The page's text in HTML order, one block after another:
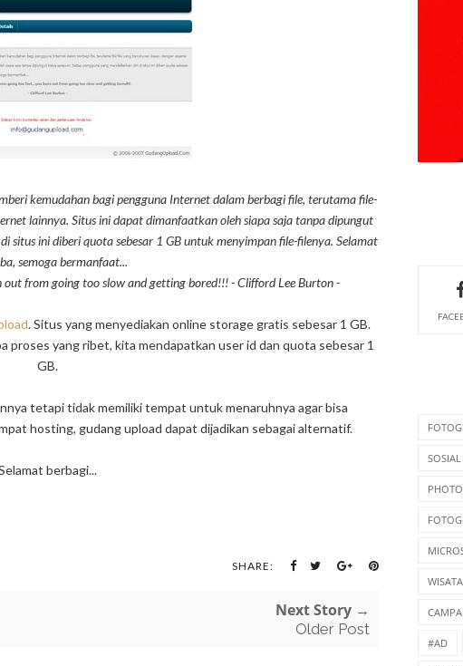
kemudahan bagi pengguna Internet dalam berbagi file, terutama file-
lainnya. Situs ini dapat dimanfaatkan oleh siapa saja tanpa dipungut
situs ini diberi quota sebesar 1 GB untuk menyimpan file-filenya. Selamat
semoga bermanfaat...
from going too slow and getting bored!!! - Clifford Lee Burton -
. Situs yang menyediakan online storage gratis sebesar 1 GB.
proses yang ribet, kita mendapatkan user id dan quota sebesar 1
GB.
tetapi tidak memiliki tempat untuk menaruhnya agar bisa
hosting, gudang upload dapat dijadikan sebagai alternatif.
berbagi...
SHARE:
Next Story →
Older Post
SOSIAL
WISATA
#AD